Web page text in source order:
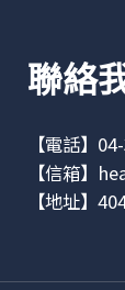
聯絡
【電話】
【信箱】
【地址】